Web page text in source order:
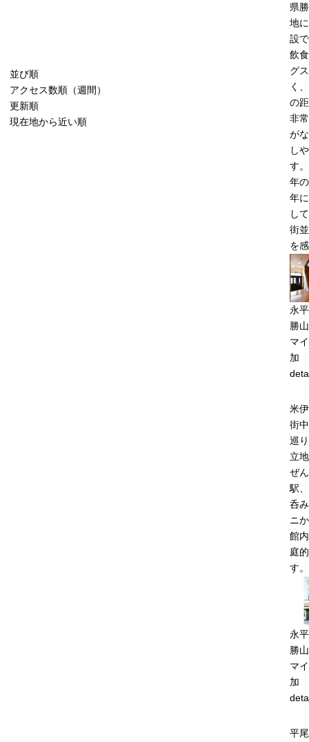
並び順
アクセス数順（週間）
更新順
現在地から近い順
県
地
設
飲
グ
く
の
非
が
し
す
年
年
し
街
を
永
勝
マ
加
米
街
巡
立
ぜ
駅
呑
ニ
館
庭
す。
永
勝
マ
加
平